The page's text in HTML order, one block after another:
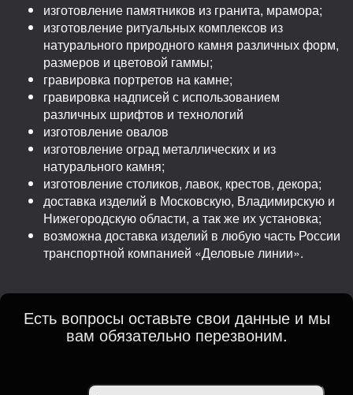
изготовление памятников из гранита, мрамора;
изготовление ритуальных комплексов из
натурального природного камня различных форм,
размеров и цветовой гаммы;
гравировка портретов на камне;
гравировка надписей с использованием
различных шрифтов и технологий
изготовление овалов
изготовление оград металлических и из
натурального камня;
изготовление столиков, лавок, крестов, декора;
доставка изделий в Московскую, Владимирскую и
Нижегородскую области, а так же их установка;
возможна доставка изделий в любую часть России
транспортной компанией «Деловые линии».
Есть вопросы оставьте свои данные и мы
вам обязательно перезвоним.